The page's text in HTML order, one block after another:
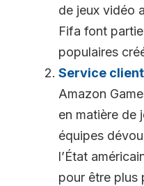
de jeux vidéo
Fifa font
populaires
Service
Amazon
en matière de
équipes
l’État
pour être plus